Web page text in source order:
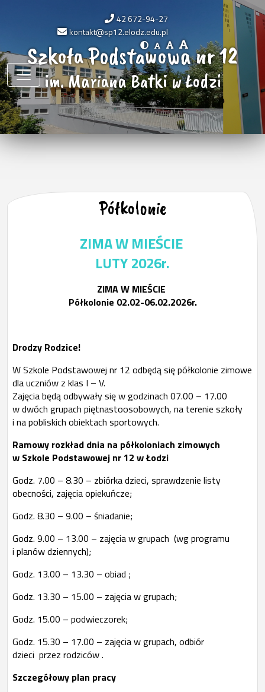
42 672-94-27
kontakt@sp12.elodz.edu.pl
Szkoła Podstawowa nr 12
im. Mariana Batki w Łodzi
Półkolonie
ZIMA W MIEŚCIE
LUTY 2026r.
ZIMA W MIEŚCIE
Półkolonie 02.02-06.02.2026r.
Drodzy Rodzice!
W Szkole Podstawowej nr 12 odbędą się półkolonie zimowe
dla uczniów z klas I – V.
Zajęcia będą odbywały się w godzinach 07.00 – 17.00
w dwóch grupach piętnastoosobowych, na terenie szkoły
i na pobliskich obiektach sportowych.
Ramowy rozkład dnia na półkoloniach zimowych
w Szkole Podstawowej nr 12 w Łodzi
Godz. 7.00 – 8.30 – zbiórka dzieci, sprawdzenie listy
obecności, zajęcia opiekuńcze;
Godz. 8.30 – 9.00 – śniadanie;
Godz. 9.00 – 13.00 – zajęcia w grupach (wg programu
i planów dziennych);
Godz. 13.00 – 13.30 – obiad ;
Godz. 13.30 – 15.00 – zajęcia w grupach;
Godz. 15.00 – podwieczorek;
Godz. 15.30 – 17.00 – zajęcia w grupach, odbiór
dzieci przez rodziców .
Szczegółowy plan pracy